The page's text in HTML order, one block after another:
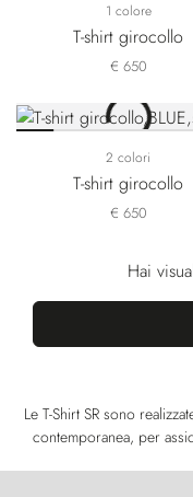
1 colore
T-shirt girocollo
€ 650
2 colori
T-shirt girocollo
€ 650
Hai
Le T-Shirt SR sono
contemporanea, per